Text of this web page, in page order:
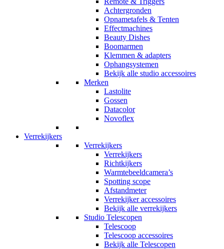
Achtergronden
Opnametafels & Tenten
Effectmachines
Beauty Dishes
Boomarmen
Klemmen & adapters
Ophangsystemen
Bekijk alle studio accessoires
Merken
Lastolite
Gossen
Datacolor
Novoflex
Verrekijkers
Verrekijkers
Verrekijkers
Richtkijkers
Warmtebeeldcamera’s
Spotting scope
Afstandmeter
Verrekijker accessoires
Bekijk alle verrekijkers
Studio Telescopen
Telescoop
Telescoop accessoires
Bekijk alle Telescopen